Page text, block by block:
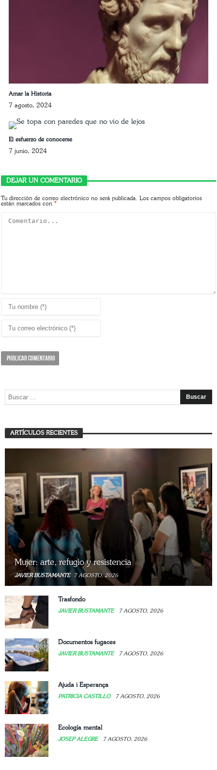
Amar la Historia
7 agosto, 2024
El esfuerzo de conocerse
7 junio, 2024
DEJAR UN COMENTARIO
Tu dirección de correo electrónico no será publicada.
Los campos obligatorios
están marcados con*
ARTÍCULOS RECIENTES
Mujer: arte, refugio y resistencia
JAVIER BUSTAMANTE 7 AGOSTO, 2026
Trasfondo
JAVIER BUSTAMANTE 7 AGOSTO, 2026
Documentos fugaces
JAVIER BUSTAMANTE 7 AGOSTO, 2026
Ajuda i Esperança
PATRICIA CASTILLO 7 AGOSTO, 2026
Ecología mental
JOSEP ALEGRE 7 AGOSTO, 2026